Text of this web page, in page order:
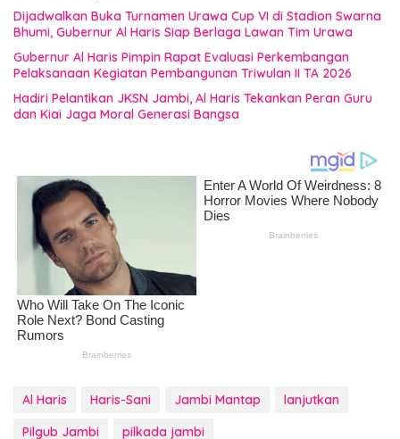
Dijadwalkan Buka Turnamen Urawa Cup VI di Stadion Swarna
Bhumi, Gubernur Al Haris Siap Berlaga Lawan Tim Urawa
Gubernur Al Haris Pimpin Rapat Evaluasi Perkembangan
Pelaksanaan Kegiatan Pembangunan Triwulan II TA 2026
Hadiri Pelantikan JKSN Jambi, Al Haris Tekankan Peran Guru
dan Kiai Jaga Moral Generasi Bangsa
Al Haris Haris-Sani Jambi Mantap
lanjutkan
Pilgub Jambi
pilkada jambi